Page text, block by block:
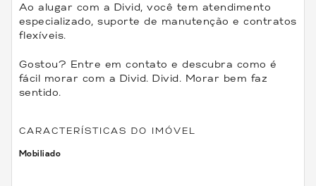
Ao alugar com a Divid, você tem atendimento
especializado, suporte de manutenção e contratos
flexíveis.
Gostou? Entre em contato e descubra como é
fácil morar com a Divid. Divid. Morar bem faz
sentido.
CARACTERÍSTICAS DO IMÓVEL
Mobiliado